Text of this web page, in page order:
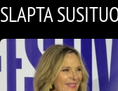
SLAPTA